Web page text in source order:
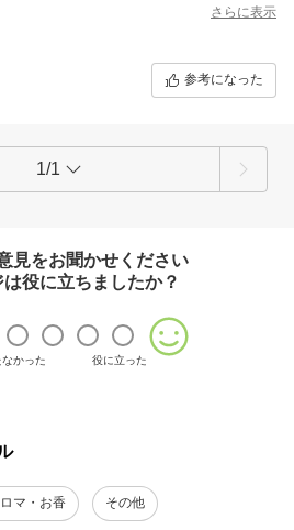
さらに表示
参考になった
1/1
見をお聞かせください
役に立ちましたか？
かった 役に立った
マ・お香 その他